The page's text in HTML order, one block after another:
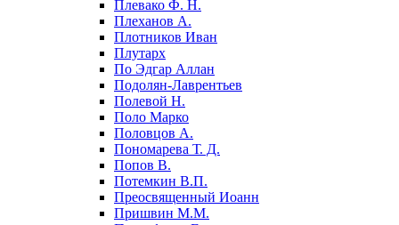
Плевако Ф. Н.
Плеханов А.
Плотников Иван
Плутарх
По Эдгар Аллан
Подолян-Лаврентьев
Полевой Н.
Поло Марко
Половцов А.
Пономарева Т. Д.
Попов В.
Потемкин В.П.
Преосвященный Иоанн
Пришвин М.М.